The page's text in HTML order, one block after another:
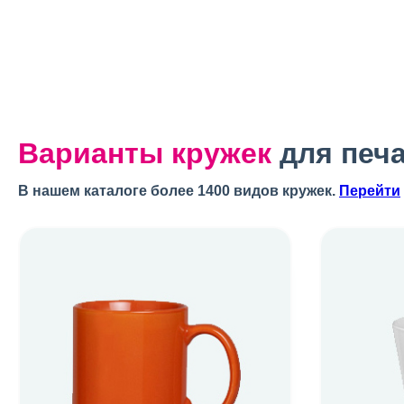
Варианты кружек для
В нашем каталоге более 1400 видов кружек. Перейти